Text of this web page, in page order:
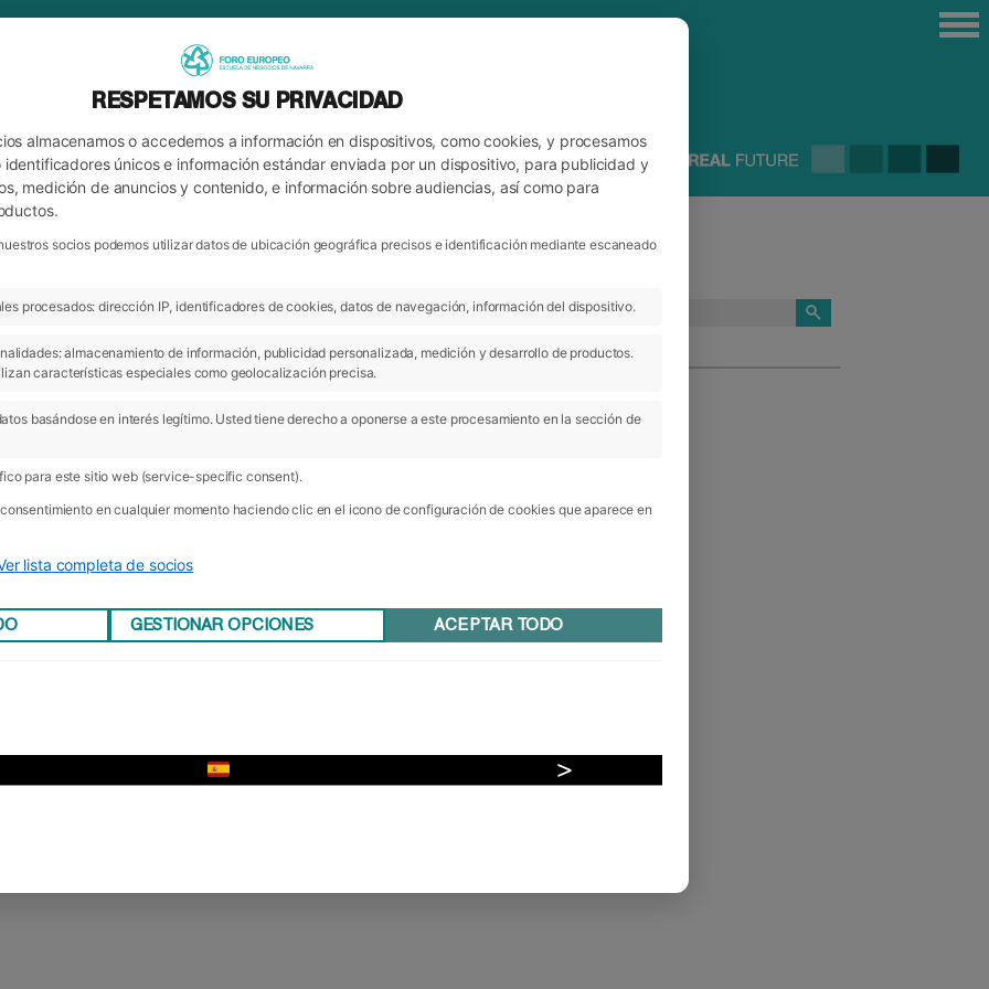
ARCHIVO CATEGORÍAS
RESPETAMOS SU PRIVACIDAD
almacenamos o accedemos a información en dispositivos, como cookies, y procesamos
únicos e información estándar enviada por un dispositivo, para publicidad y
medición de anuncios y contenido, e información sobre audiencias, así como para
socios podemos utilizar datos de ubicación geográfica precisos e identificación mediante escaneado
procesados: dirección IP, identificadores de cookies, datos de navegación, información del dispositivo.
almacenamiento de información, publicidad personalizada, medición y desarrollo de productos.
características especiales como geolocalización precisa.
basándose en interés legítimo. Usted tiene derecho a oponerse a este procesamiento en la sección de
para este sitio web (service-specific consent).
en cualquier momento haciendo clic en el icono de configuración de cookies que aparece en
lista completa de socios
GESTIONAR OPCIONES ACEPTAR TODO